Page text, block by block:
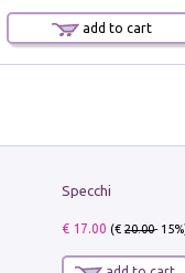
add to cart
Specchi
€ 17.00 (€20.00-